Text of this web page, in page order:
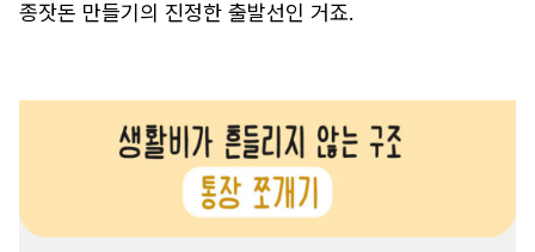
종잣돈 만들기의 진정한 출발선인 거죠.